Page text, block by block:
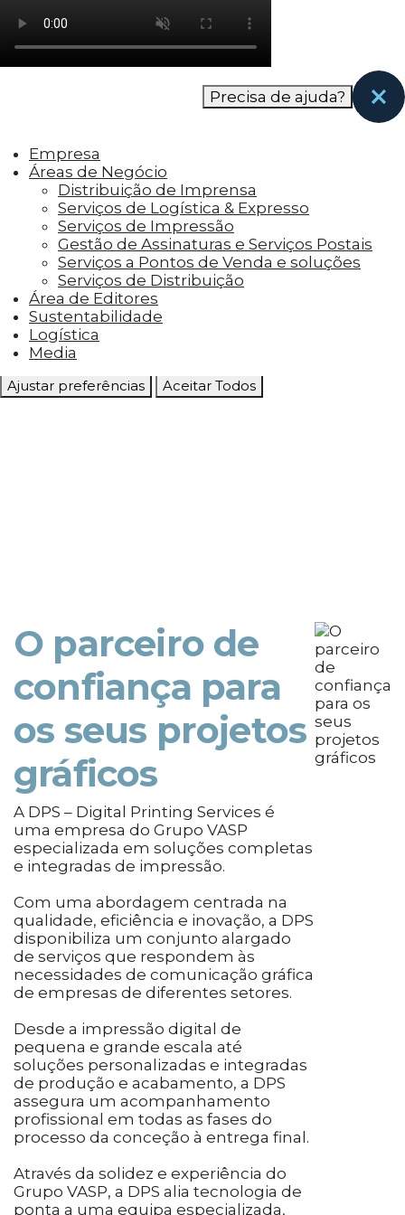
como os visitantes interagem com o site. Esses
cookies ajudam a fornecer informações sobre
as métricas do número de visitantes, taxa de
rejeição, origem do tráfego, etc.
funcionalidades, como compartilhar o
conteúdo do site em plataformas de social
media, coletar feedbacks e outros recursos de
terceiros.
Cookies Marketing
Os cookies de marketing são usados para
entregar aos visitantes anúncios
personalizados com base nas páginas que eles
visitaram antes e analisar a eficácia da
campanha publicitária.
Ajustar preferências Aceitar Todos
Precisa de ajuda?
Empresa
Áreas de Negócio
Distribuição de Imprensa
Serviços de Logística & Expresso
Serviços de Impressão
Gestão de Assinaturas e Serviços Postais
Serviços a Pontos de Venda e soluções
Serviços de Distribuição
Área de Editores
Sustentabilidade
Logística
Media
O parceiro de
confiança para
os seus projetos
gráficos
A DPS – Digital Printing Services é
uma empresa do Grupo VASP
especializada em soluções completas
e integradas de impressão.
Com uma abordagem centrada na
qualidade, eficiência e inovação, a DPS
disponibiliza um conjunto alargado
de serviços que respondem às
necessidades de comunicação gráfica
de empresas de diferentes setores.
Desde a impressão digital de
pequena e grande escala até
soluções personalizadas e integradas
de produção e acabamento, a DPS
assegura um acompanhamento
profissional em todas as fases do
processo da conceção à entrega final.
Através da solidez e experiência do
Grupo VASP, a DPS alia tecnologia de
ponta a uma equipa especializada,